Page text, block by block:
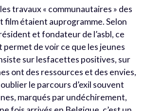
travaux « communautaires » des
film étaient auprogramme. Selon
et fondateur de l’asbl, ce
permet de voir ce que les jeunes
sur lesfacettes positives, sur
ont des ressources et des envies,
le parcours d’exil souvent
marqués par undéchirement,